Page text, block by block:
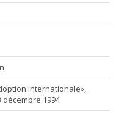
internationale»,
décembre 1994